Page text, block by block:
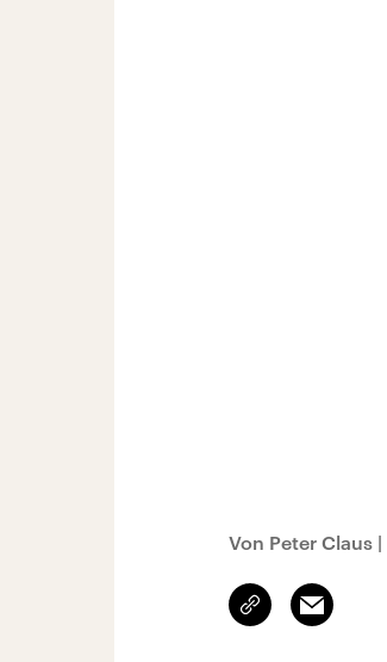
Von Peter Claus |
Link
kopieren/teilen
Email